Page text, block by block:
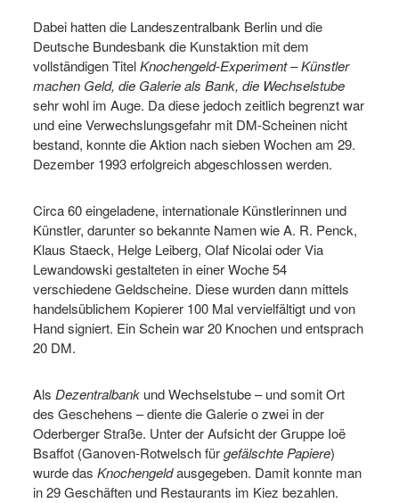
Dabei hatten die Landeszentralbank Berlin und die
Deutsche Bundesbank die Kunstaktion mit dem
vollständigen TitelKnochengeld-Experiment – Künstler
machen Geld, die Galerie als Bank, die Wechselstube
sehr wohl im Auge. Da diese jedoch zeitlich begrenzt war
und eine Verwechslungsgefahr mit DM-Scheinen nicht
bestand, konnte die Aktion nach sieben Wochen am 29.
Dezember 1993 erfolgreich abgeschlossen werden.
Circa 60 eingeladene, internationale Künstlerinnen und
Künstler, darunter so bekannte Namen wie A. R. Penck,
Klaus Staeck, Helge Leiberg, Olaf Nicolai oder Via
Lewandowski gestalteten in einer Woche 54
verschiedene Geldscheine. Diese wurden dann mittels
handelsüblichem Kopierer 100 Mal vervielfältigt und von
Hand signiert. Ein Schein war 20 Knochen und entsprach
20 DM.
Als Dezentralbank und Wechselstube – und somit Ort
des Geschehens – diente die Galerie o zwei in der
Oderberger Straße. Unter der Aufsicht der Gruppe Ioë
Bsaffot (Ganoven-Rotwelsch fürgefälschte Papiere)
wurde das Knochengeldausgegeben. Damit konnte man
in 29 Geschäften und Restaurants im Kiez bezahlen.